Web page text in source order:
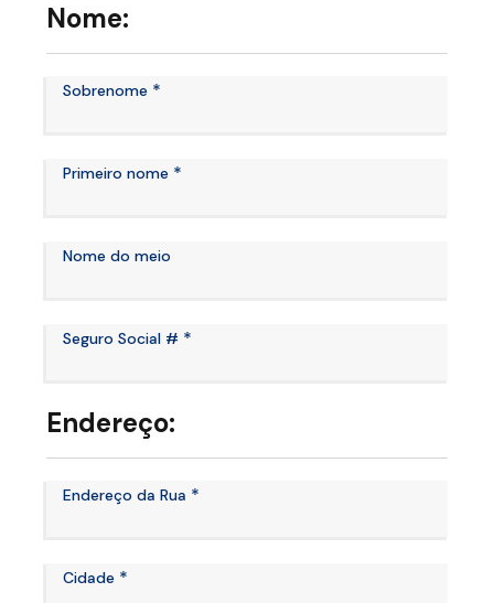
Nome:
Sobrenome *
Primeiro nome *
Nome do meio
Seguro Social # *
Endereço:
Endereço da Rua *
Cidade *